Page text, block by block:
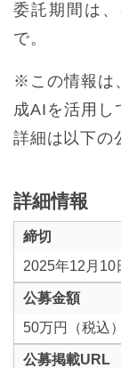
委託期間は
で。
※この情報は
成AIを活用し
詳細は以下の
詳細情報
締切
2025年12月10
公募金額
50万円（税込）
公募掲載URL